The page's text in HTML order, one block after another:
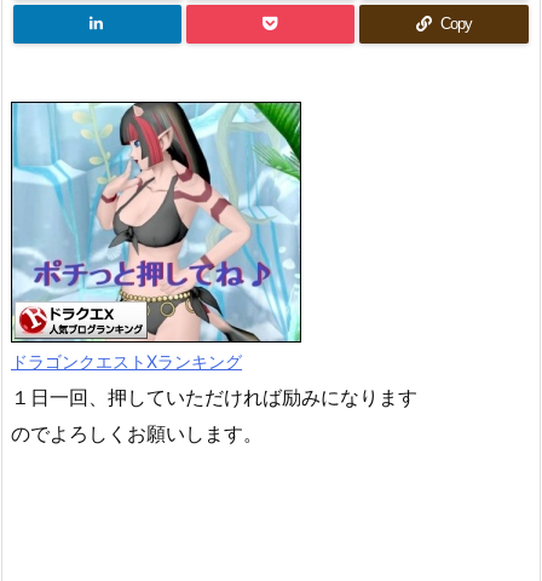
Copy
ドラゴンクエストXランキング
１日一回、押していただければ励みになります
のでよろしくお願いします。